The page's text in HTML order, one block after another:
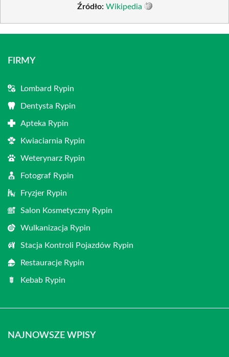
Źródło: Wikipedia
FIRMY
Lombard Rypin
Dentysta Rypin
Apteka Rypin
Kwiaciarnia Rypin
Weterynarz Rypin
Fotograf Rypin
Fryzjer Rypin
Salon Kosmetyczny Rypin
Wulkanizacja Rypin
Stacja Kontroli Pojazdów Rypin
Restauracje Rypin
Kebab Rypin
NAJNOWSZE WPISY